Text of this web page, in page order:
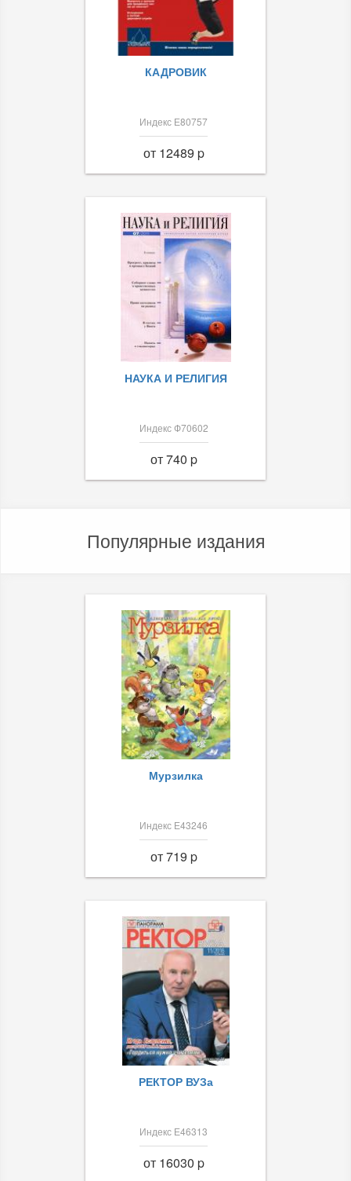
КАДРОВИК
Индекс Е80757
от 12489 p
НАУКА И РЕЛИГИЯ
Индекс Ф70602
от 740 p
Популярные издания
Мурзилка
Индекс Е43246
от 719 p
РЕКТОР ВУЗа
Индекс Е46313
от 16030 p